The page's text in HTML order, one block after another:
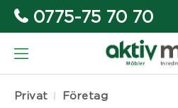
0775-75 70 70
Privat Företag